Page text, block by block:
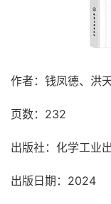
作者：钱凤德、洪
页数：232
出版社：化学工业
出版日期：2024